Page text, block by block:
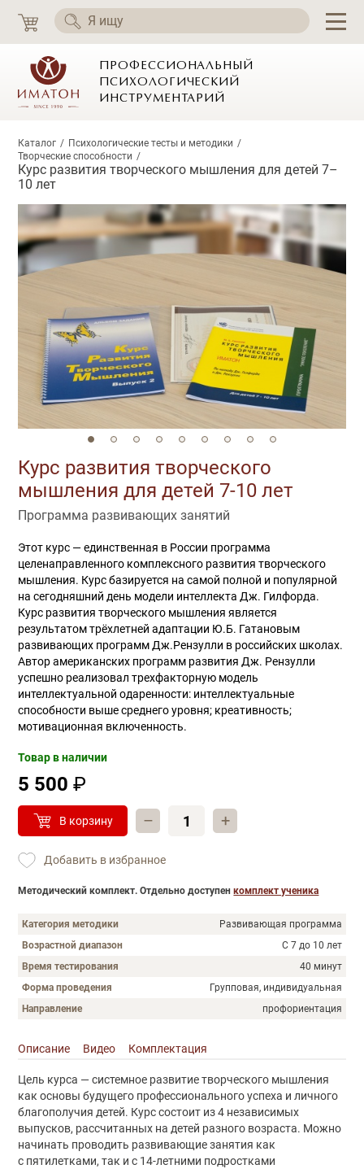
ПРОФЕССИОНАЛЬНЫЙ
ПСИХОЛОГИЧЕСКИЙ
ИНСТРУМЕНТАРИЙ
Каталог
Психологические тесты и методики
Творческие способности
Курс развития творческого мышления для детей 7–
10 лет
Курс развития творческого
мышления для детей 7-10 лет
Программа развивающих занятий
Этот курс — единственная в России программа
целенаправленного комплексного развития творческого
мышления. Курс базируется на самой полной и популярной
на сегодняшний день модели интеллекта Дж. Гилфорда.
Курс развития творческого мышления является
результатом трёхлетней адаптации Ю.Б. Гатановым
развивающих программ Дж.Рензулли в российских школах.
Автор американских программ развития Дж. Рензулли
успешно реализовал трехфакторную модель
интеллектуальной одаренности: интеллектуальные
способности выше среднего уровня; креативность;
мотивационная включенность.
Товар в наличии
5 500 ₽
В корзину – +
Добавить в избранное
Методический комплект. Отдельно доступенкомплект ученика
Категория методики
Развивающая программа
Возрастной диапазон
С 7 до 10 лет
Время тестирования
40 минут
Форма проведения
Групповая, индивидуальная
Направление
профориентация
Описание Видео Комплектация
Описание
Цель курса — системное развитие творческого мышления
как основы будущего профессионального успеха и личного
благополучия детей. Курс состоит из 4 независимых
выпусков, рассчитанных на детей разного возраста. Можно
начинать проводить развивающие занятия как
с пятилетками, так и с 14-летними подростками